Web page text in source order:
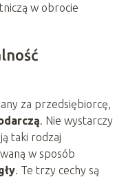
w obrocie
za przedsiębiorcę,
. Nie wystarczy
taki rodzaj
w sposób
. Te trzy cechy są